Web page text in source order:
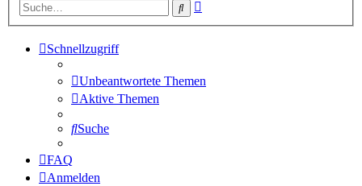
Suche
Schnellzugriff
Unbeantwortete Themen
Aktive Themen
Suche
FAQ
Anmelden